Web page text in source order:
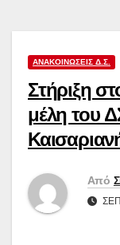
ΑΝΑΚΟΙΝΏΣΕΙΣ Δ.Σ.
Στήριξη
μέλη του
Από